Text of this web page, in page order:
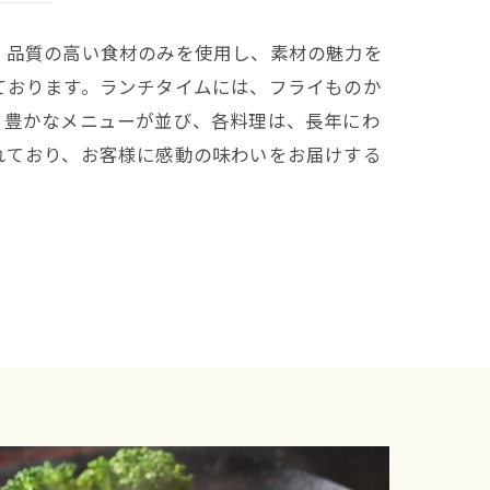
質の高い食材のみを使用し、素材の魅力を
ります。ランチタイムには、フライものか
かなメニューが並び、各料理は、長年にわ
おり、お客様に感動の味わいをお届けする